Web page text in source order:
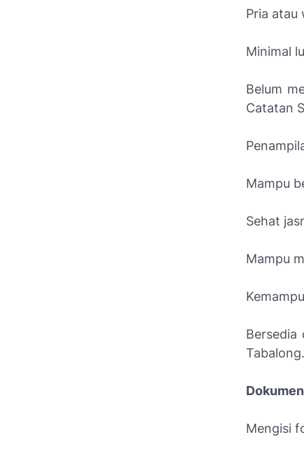
Pria atau
Minimal
Belum
Catatan
Mampu
Sehat
Mampu
Bersedia
Tabalong.
Mengisi